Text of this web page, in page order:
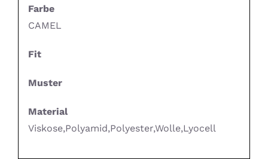
Farbe
CAMEL
Fit
Muster
Material
Viskose,Polyamid,Polyester,Wolle,Lyocell